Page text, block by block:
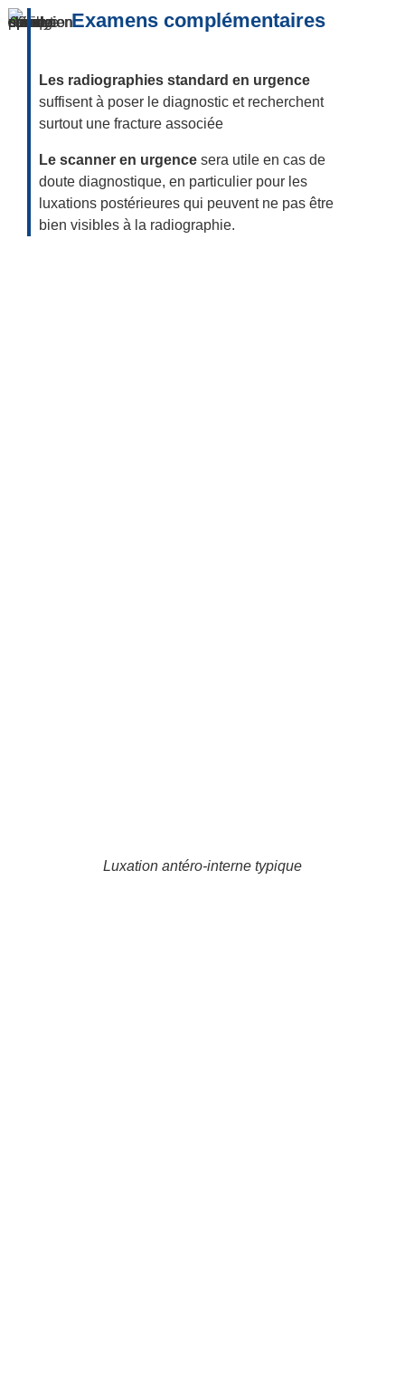
Examens complémentaires
Les radiographies standard en urgence
suffisent à poser le diagnostic et recherchent
surtout une fracture associée
Le scanner en urgence sera utile en cas de
doute diagnostique, en particulier pour les
luxations postérieures qui peuvent ne pas être
bien visibles à la radiographie.
Luxation antéro-interne typique